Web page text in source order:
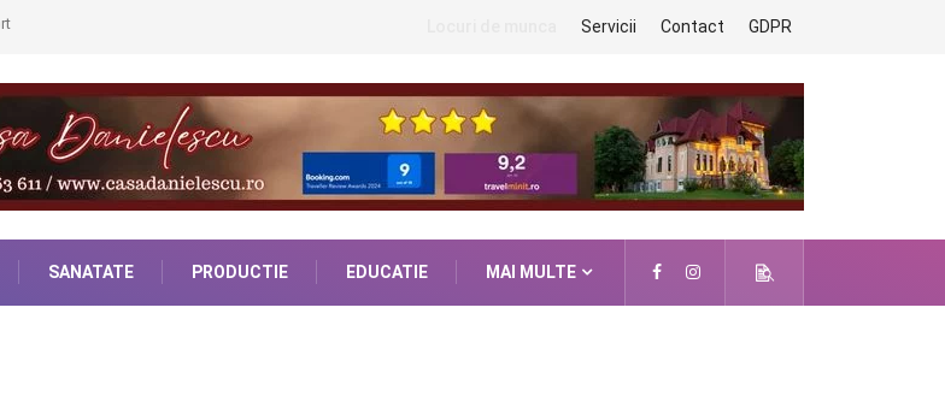
Servicii Contact GDPR
SANATATE PRODUCTIE EDUCATIE MAI MULTE